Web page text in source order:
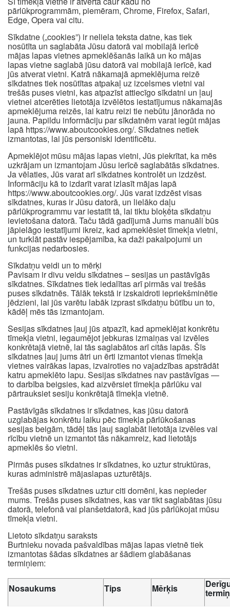
pārlūkprogrammām, piemēram, Chrome, Firefox, Safari,
Edge, Opera vai citu.
Sīkdatne („cookies”) ir neliela teksta datne, kas tiek
nosūtīta un saglabāta Jūsu datorā vai mobilajā ierīcē
mājas lapas vietnes apmeklēšanās laikā un ko mājas
lapas vietne saglabā jūsu datorā vai mobilajā ierīcē, kad
jūs atverat vietni. Katrā nākamajā apmeklējuma reizē
sīkdatnes tiek nosūtītas atpakaļ uz izcelsmes vietni vai
trešās puses vietni, kas atpazīst attiecīgo sīkdatni un ļauj
vietnei atcerēties lietotāja izvēlētos iestatījumus nākamajās
apmeklējuma reizēs, lai katru reizi tie nebūtu jānorāda no
jauna. Papildu informāciju par sīkdatnēm varat iegūt mājas
lapā https://www.aboutcookies.org/. Sīkdatnes netiek
izmantotas, lai jūs personiski identificētu.
Apmeklējot mūsu mājas lapas vietni, Jūs piekrītat, ka mēs
uzkrājam un izmantojam Jūsu ierīcē saglabātās sīkdatnes.
Ja vēlaties, Jūs varat arī sīkdatnes kontrolēt un izdzēst.
Informāciju kā to izdarīt varat izlasīt mājas lapā
https://www.aboutcookies.org/. Jūs varat izdzēst visas
sīkdatnes, kuras ir Jūsu datorā, un lielāko daļu
pārlūkprogrammu var iestatīt tā, lai tiktu bloķēta sīkdatņu
ievietošana datorā. Taču tādā gadījumā Jums manuāli būs
jāpielāgo iestatījumi ikreiz, kad apmeklēsiet tīmekļa vietni,
un turklāt pastāv iespējamība, ka daži pakalpojumi un
funkcijas nedarbosies.
Sīkdatņu veidi un to mērķi
Pavisam ir divu veidu sīkdatnes – sesijas un pastāvīgās
sīkdatnes. Sīkdatnes tiek iedalītas arī pirmās vai trešās
puses sīkdatnēs. Tālāk tekstā ir izskaidroti iepriekšminētie
jēdzieni, lai jūs varētu labāk izprast sīkdatņu būtību un to,
kādēļ mēs tās izmantojam.
Sesijas sīkdatnes ļauj jūs atpazīt, kad apmeklējat konkrētu
tīmekļa vietni, iegaumējot jebkuras izmaiņas vai izvēles
konkrētajā vietnē, lai tās saglabātos arī citās lapās. Šīs
sīkdatnes ļauj jums ātri un ērti izmantot vienas tīmekļa
vietnes vairākas lapas, izvairoties no vajadzības apstrādāt
katru apmeklēto lapu. Sesijas sīkdatnes nav pastāvīgas —
to darbība beigsies, kad aizvērsiet tīmekļa pārlūku vai
pārtrauksiet sesiju konkrētajā tīmekļa vietnē.
Pastāvīgās sīkdatnes ir sīkdatnes, kas jūsu datorā
uzglabājas konkrētu laiku pēc tīmekļa pārlūkošanas
sesijas beigām, tādēļ tās ļauj saglabāt lietotāja izvēles vai
rīcību vietnē un izmantot tās nākamreiz, kad lietotājs
apmeklēs šo vietni.
Pirmās puses sīkdatnes ir sīkdatnes, ko uztur struktūras,
kuras administrē mājaslapas uzturētājs.
Trešās puses sīkdatnes uztur citi domēni, kas nepieder
mums. Trešās puses sīkdatnes, kas var tikt saglabātas jūsu
datorā, telefonā vai planšetdatorā, kad jūs pārlūkojat mūsu
tīmekļa vietni.
Lietoto sīkdatņu saraksts
Burtnieku novada pašvaldības mājas lapas vietnē tiek
izmantotas šādas sīkdatnes ar šādiem glabāšanas
termiņiem:
Nosaukums Tips Mērķis